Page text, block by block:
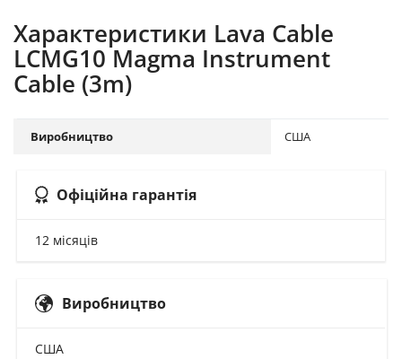
Характеристики Lava Cable
LCMG10 Magma Instrument
Cable (3m)
Виробництво США
Офіційна гарантія
12 місяців
Виробництво
США